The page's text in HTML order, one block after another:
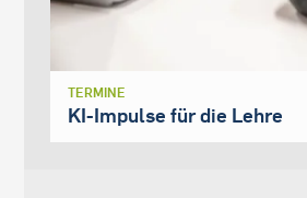
TERMINE
KI-Impulse für die Lehre